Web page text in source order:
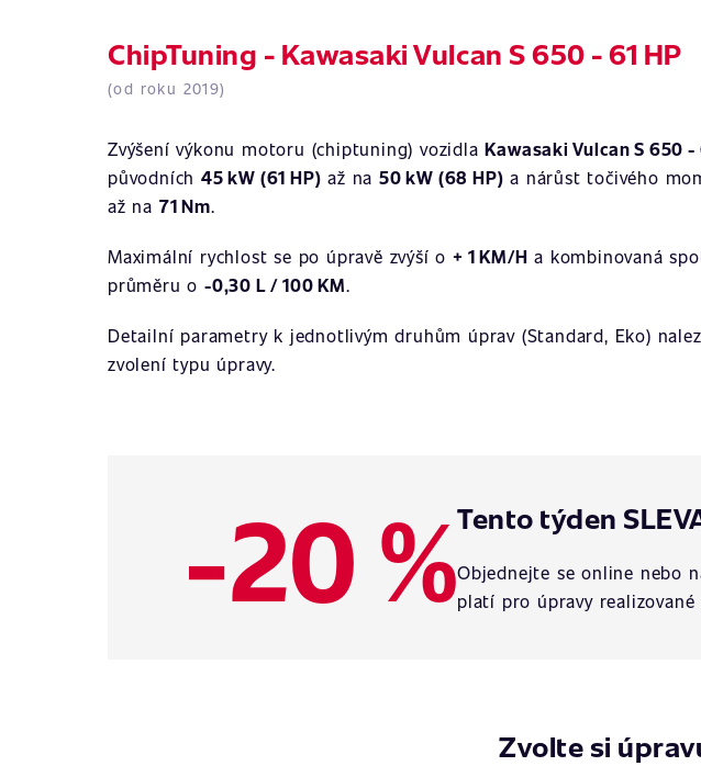
ChipTuning - Kawasaki Vulcan S 650 - 61 HP
(od roku 2019)
Zvýšení výkonu motoru (chiptuning) vozidlaKawasaki Vulcan S 650 -
původních45 kW (61 HP) až na50 kW (68 HP) a nárůst točivého
až na 71 Nm.
Maximální rychlost se po úpravě zvýší o + 1 KM/H a kombinovaná
průměru o-0,30 L / 100 KM.
Detailní parametry k jednotlivým druhům úprav (Standard, Eko)
zvolení typu úpravy.
-20 %Tento týden
Objednejte se online nebo
platí pro úpravy
Zvolte si